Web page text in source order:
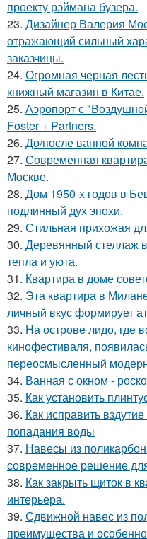
проекту рэймана бузера.
23. Дизайнер Валерия
отражающий сильный
заказчицы.
24. Огромная черная
книжный магазин в Китае.
25. Аэропорт с
Foster + Partners.
26. До/после ванной
27. Современная
Москве.
28. Дом 1950-х годов в
подлинный дух эпохи.
29. Стильная прихожая
30. Деревянный стеллаж
тепла и уюта.
31. Квартира в доме
32. Эта квартира в
личный вкус формирует
33. На острове лидо, где
кинофестиваля,
переосмысленный
34. Ванная с окном -
35. Как установить
36. Как исправить
попадания воды
37. Навесы из
современное решение
38. Как закрыть щиток в
интерьера.
39. Сдвижной навес из
преимущества и